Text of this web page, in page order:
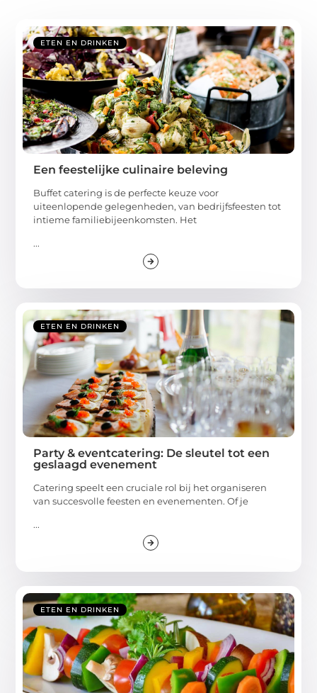
ETEN EN DRINKEN
Een feestelijke culinaire beleving
Buffet catering is de perfecte keuze voor
uiteenlopende gelegenheden, van bedrijfsfeesten tot
intieme familiebijeenkomsten. Het
...
ETEN EN DRINKEN
Party & eventcatering: De sleutel tot een
geslaagd evenement
Catering speelt een cruciale rol bij het organiseren
van succesvolle feesten en evenementen. Of je
...
ETEN EN DRINKEN